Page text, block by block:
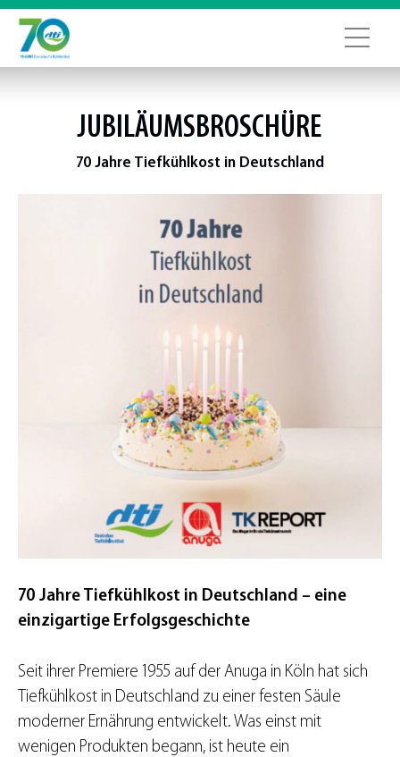
JUBILÄUMSBROSCHÜRE
70 Jahre Tiefkühlkost in Deutschland
70 Jahre Tiefkühlkost in Deutschland – eine
einzigartige Erfolgsgeschichte
Seit ihrer Premiere 1955 auf der Anuga in Köln hat sich
Tiefkühlkost in Deutschland zu einer festen Säule
moderner Ernährung entwickelt. Was einst mit
wenigen Produkten begann, ist heute ein